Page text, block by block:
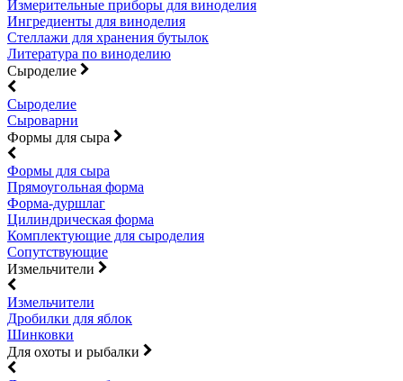
Измерительные приборы для виноделия
Ингредиенты для виноделия
Стеллажи для хранения бутылок
Литература по виноделию
Сыроделие
Сыроделие
Сыроварни
Формы для сыра
Формы для сыра
Прямоугольная форма
Форма-дуршлаг
Цилиндрическая форма
Комплектующие для сыроделия
Сопутствующие
Измельчители
Измельчители
Дробилки для яблок
Шинковки
Для охоты и рыбалки